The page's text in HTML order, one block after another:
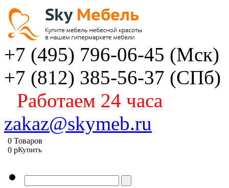
+7 (495) 796-06-45 (Мск)
+7 (812) 385-56-37 (СПб)
Работаем 24 часа
zakaz@skymeb.ru
0 Товаров
0 pКупить